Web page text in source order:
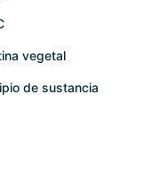
vegetal
de sustancia